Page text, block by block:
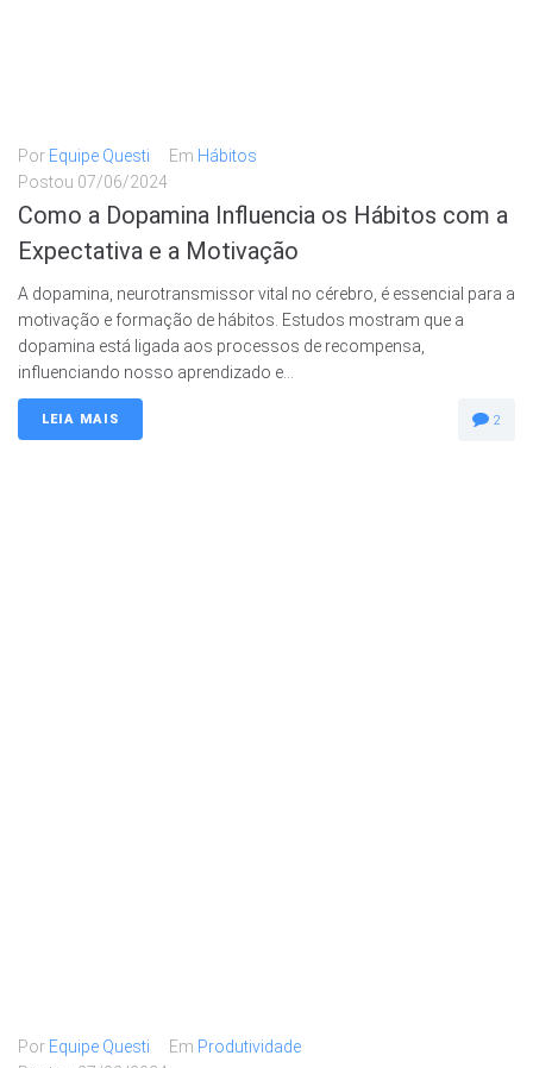
Por Equipe Questi Em Hábitos
Postou 07/06/2024
Como a Dopamina Influencia os Hábitos com a
Expectativa e a Motivação
A dopamina, neurotransmissor vital no cérebro, é essencial para a
motivação e formação de hábitos. Estudos mostram que a
dopamina está ligada aos processos de recompensa,
influenciando nosso aprendizado e...
LEIA MAIS 2
Por Equipe Questi Em Produtividade